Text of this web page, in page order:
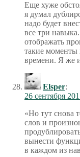
Еще хуже
я думал
надо будет
все три
отображать
такие моменты
времени. Я же
Elsper:
26 сентября
«Но тут снова
слов и
вынести
в каждом из